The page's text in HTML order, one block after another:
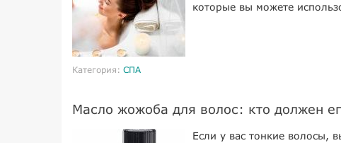
которые вы можете
Категория: СПА
Масло жожоба для волос: кто должен
Если у вас тонкие волосы,